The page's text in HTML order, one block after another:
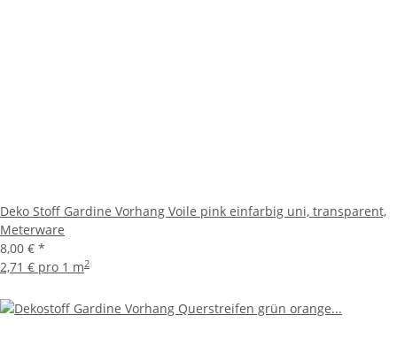
Deko Stoff Gardine Vorhang Voile pink einfarbig uni, transparent,
Meterware
8,00 € *
2,71 € pro 1 m2